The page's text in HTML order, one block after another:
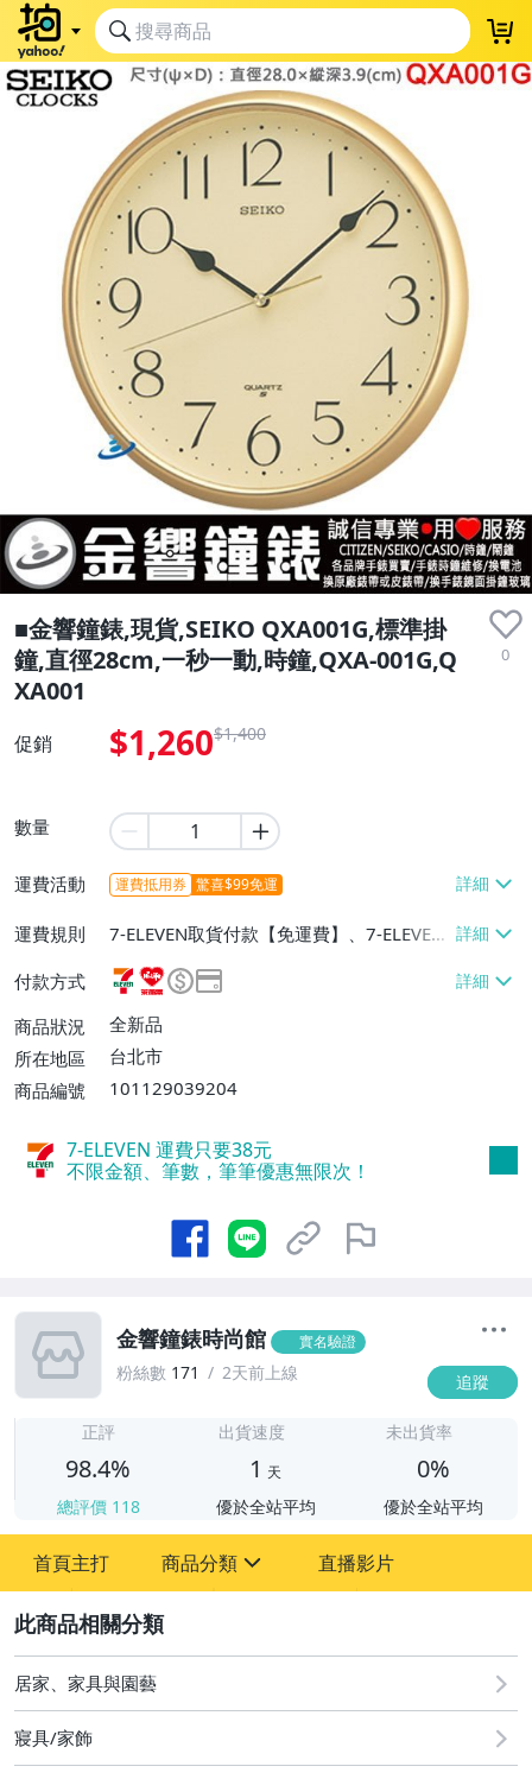
■金響鐘錶,現貨,SEIKO QXA001G,標準掛
鐘,直徑28cm,一秒一動,時鐘,QXA-001G,Q
XA001
0
促銷 $1,260$1,400
數量
運費活動 運費抵用券 驚喜$99免運
運費規則
7-ELEVEN取貨付款【免運費】、7-ELEVEN
取貨不付款【免運費】、萊爾富取貨付款
【免運費】、郵局掛號【免運費】
付款方式
商品狀況
全新品
所在地區
台北市
商品編號
101129039204
7-ELEVEN 運費只要38元
不限金額、筆數，筆筆優惠無限次！
金響鐘錶時尚館 實名驗證
粉絲數 171 2天前上線 追蹤
正評
98.4%
總評價 118
出貨速度
1 天
優於全站平均
未出貨率
0%
優於全站平均
首頁主打 商品分類
居家、家具與園藝
手錶與飾品配件
直播影片
居家、家具與園藝
寢具/家飾